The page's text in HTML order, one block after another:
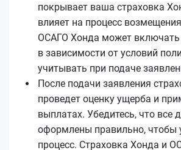
покрывает ваша страховка
влияет на процесс
ОСАГО Хонда может включать
в зависимости от условий
учитывать при подаче
После подачи заявления
проведет оценку ущерба и
выплатах. Убедитесь, что все
оформлены правильно, чтобы
процесс. Страховка Хонда и